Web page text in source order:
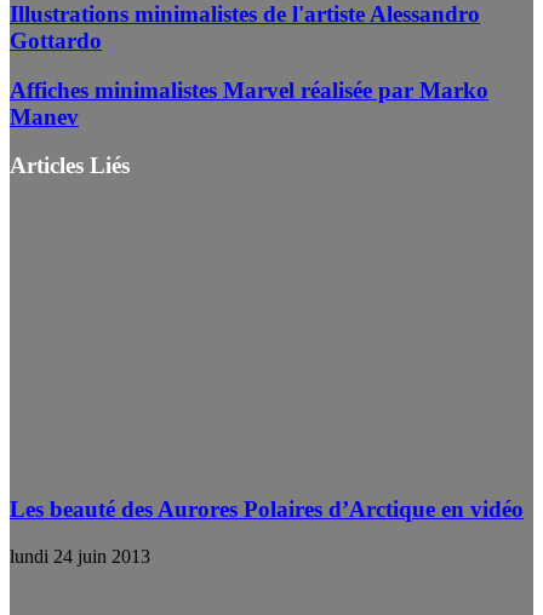
Illustrations minimalistes de l'artiste Alessandro
Gottardo
Affiches minimalistes Marvel réalisée par Marko
Manev
Articles Liés
Les beauté des Aurores Polaires d’Arctique en vidéo
lundi 24 juin 2013